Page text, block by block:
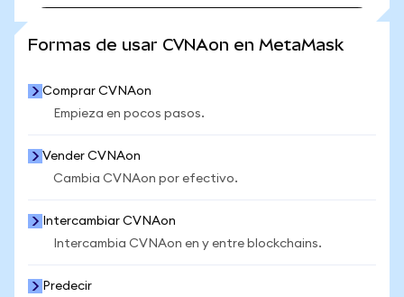
Formas de usar CVNAon en MetaMask
Comprar CVNAon
Empieza en pocos pasos.
Vender CVNAon
Cambia CVNAon por efectivo.
Intercambiar CVNAon
Intercambia CVNAon en y entre blockchains.
Predecir